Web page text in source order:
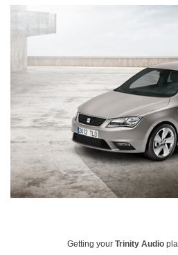
Getting your Trinity Audio